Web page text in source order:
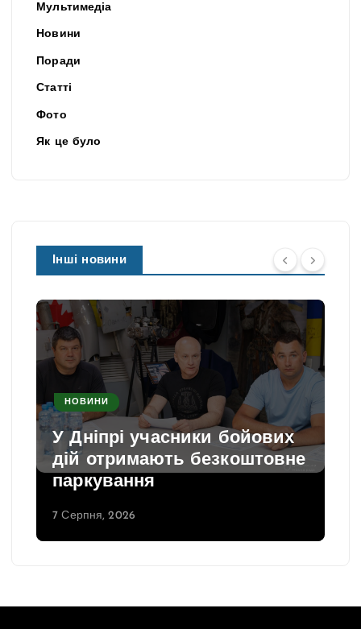
Мультимедіа
Новини
Поради
Статті
Фото
Як це було
Інші новини
НОВИНИ
У Дніпрі учасники бойових
дій отримають безкоштовне
паркування
7 Серпня, 2026